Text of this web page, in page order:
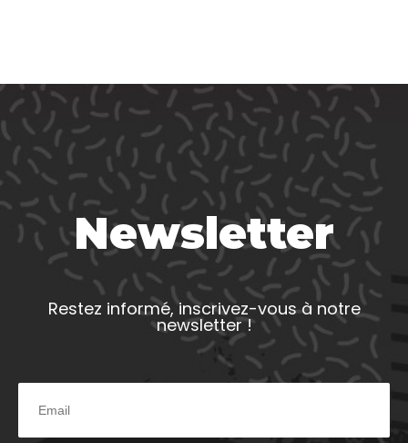
Newsletter
Restez informé, inscrivez-vous à notre
newsletter !